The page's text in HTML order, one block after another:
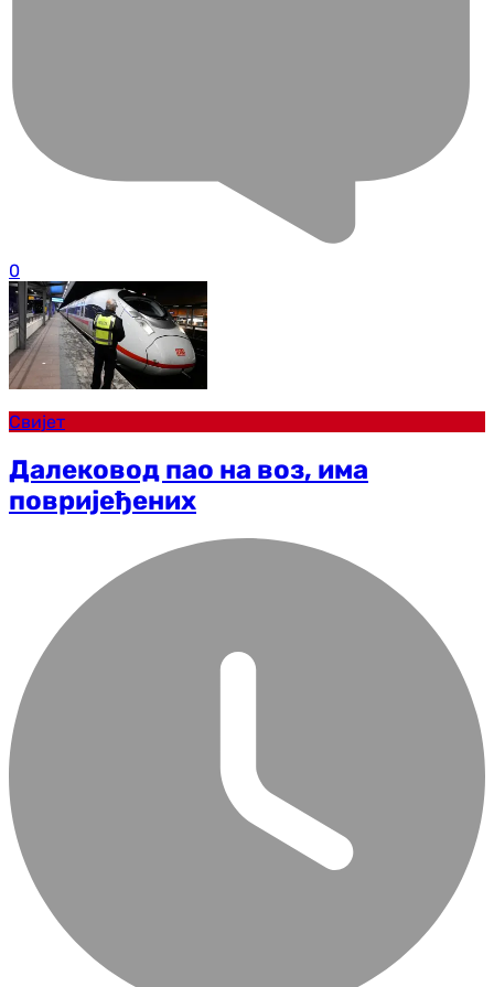
0
Свијет
Далековод пао на воз, има
повријеђених